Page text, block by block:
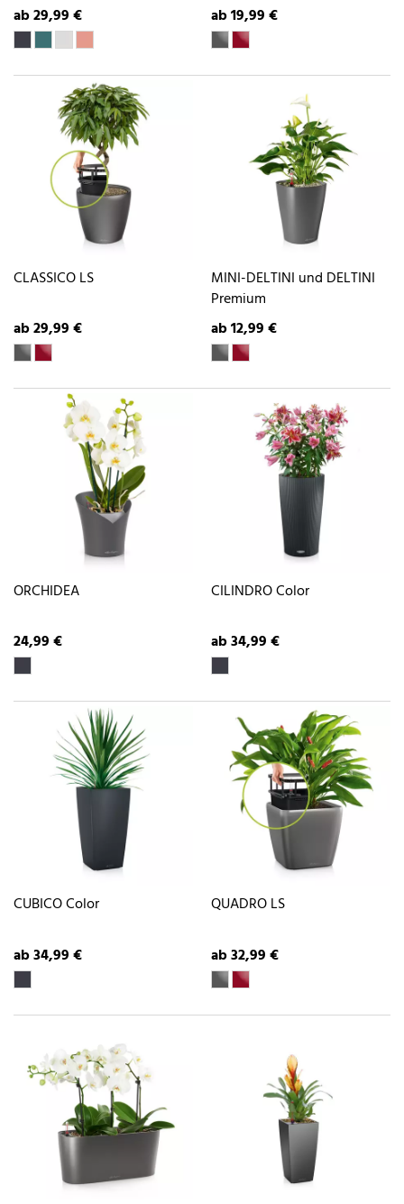
ab 29,99 € ab 19,99 €
CLASSICO LS
ab 29,99 €
MINI-DELTINI und DELTINI
Premium
ab 12,99 €
ORCHIDEA
24,99 €
CILINDRO Color
ab 34,99 €
CUBICO Color
ab 34,99 €
QUADRO LS
ab 32,99 €